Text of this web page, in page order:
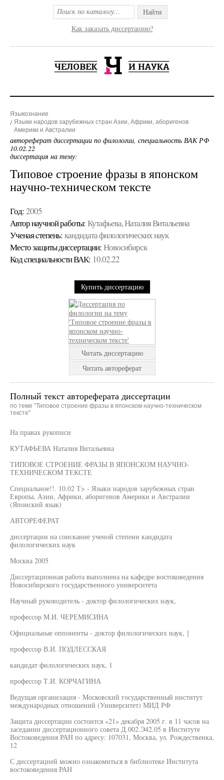
Найти
Как заказать диссертацию?
Языкознание
Языки народов зарубежных стран Азии, Африки, аборигенов
Америки и Австралии
автореферат диссертации по филологии, специальность ВАК РФ
10.02.22
диссертация на тему:
Типовое строение фразы в японском
научно-техническом тексте
Год: 2005
Автор научной работы: Кутафьева, Наталия Витальевна
Ученая cтепень: кандидата филологических наук
Место защиты диссертации: Новосибирск
Код cпециальности ВАК: 10.02.22
Купить диссертацию
Читать диссертацию
Читать автореферат
Полный текст автореферата диссертации
по теме "Типовое строение фразы в японском научно-техническом
тексте"
На правах рукописи
КУТАФЬЕВА Наталия Витальевна
ТИПОВОЕ СТРОЕНИЕ ФРАЗЫ В ЯПОНСКОМ НАУЧНО-
ТЕХНИЧЕСКОМ ТЕКСТЕ
Специальное!!. 10.02 Т> - Языки народов зарубежных стран
Европы, Азии, Африки, аборигенов Америки и Австралии
(Японский язык)
АВТОРЕФЕРАТ
диссертации на соискание ученой степени кандидата
филологических наук
Москва 2005
Диссертационная работа выполнена на кафедре востоковедения
Новосибирского государственного университета
Научный руководитель - доктор филологических наук,
профессор М.И. ЧЕРЕМИСИНА
Официальные оппоненты - доктор филологических наук, {
профессор В.И. ПОДЛЕССКАЯ
кандидат филологических наук, 1
профессор Т.И. КОРЧАГИНА
Ведущая организация - Московский государственный институт
международных отношений (Университет) МИД РФ
Защита диссертации состоится «21» декабря 2005 г. в 11 часов на
заседании диссертационного совета Д.002.Э42.05 в Институте
Востоковедения РАН по адресу: 107031, Москва, ул. Рождественка,
12
С диссертацией можно ознакомиться в библиотеке Института
востоковедения РАН